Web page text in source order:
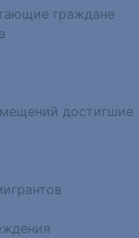
граждане
достигшие